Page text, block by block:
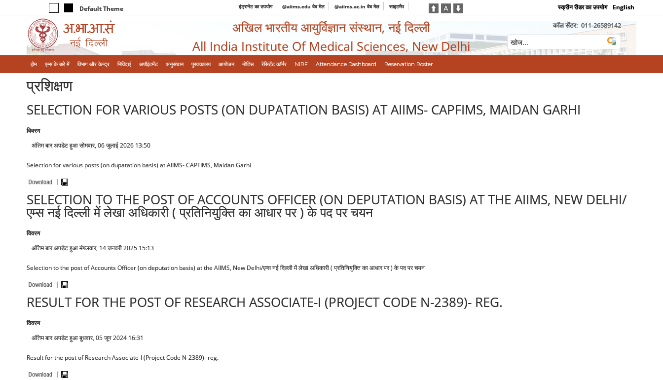
Default Theme इंट्रानेट का उपयोग @aiims.edu वेब मेल @aiims.ac.in वेब मेल साइटमैप स्क्रीन रीडर का उपयोग English
अखिल भारतीय आयुर्विज्ञान संस्थान, नई दिल्ली
All India Institute Of Medical Sciences, New Delhi
कॉल सेंटर: 011-26589142
होम एम्‍स के बारे में विभाग और केन्‍द्र निविदाएं अपॉइंटमेंट अनुसंधान पुस्तकालय आयोजन नोटिस रेसिडेंट कॉर्नर NIRF Attendance Dashboard Reservation Roster
प्रशिक्षण
SELECTION FOR VARIOUS POSTS (ON DUPATATION BASIS) AT AIIMS- CAPFIMS, MAIDAN GARHI
विवरण
अंतिम बार अपडेट हुआ सोमवार, 06 जुलाई 2026 13:50
Selection for various posts (on dupatation basis) at AIIMS- CAPFIMS, Maidan Garhi
SELECTION TO THE POST OF ACCOUNTS OFFICER (ON DEPUTATION BASIS) AT THE AIIMS, NEW DELHI/
एम्स नई दिल्ली में लेखा अधिकारी ( प्रतिनियुक्ति का आधार पर ) के पद पर चयन
विवरण
अंतिम बार अपडेट हुआ मंगलवार, 14 जनवरी 2025 15:13
Selection to the post of Accounts Officer (on deputation basis) at the AIIMS, New Delhi/एम्स नई दिल्ली में लेखा अधिकारी ( प्रतिनियुक्ति का आधार पर ) के पद पर चयन
RESULT FOR THE POST OF RESEARCH ASSOCIATE-I (PROJECT CODE N-2389)- REG.
विवरण
अंतिम बार अपडेट हुआ बुधवार, 05 जून 2024 16:31
Result for the post of Research Associate-I (Project Code N-2389)- reg.